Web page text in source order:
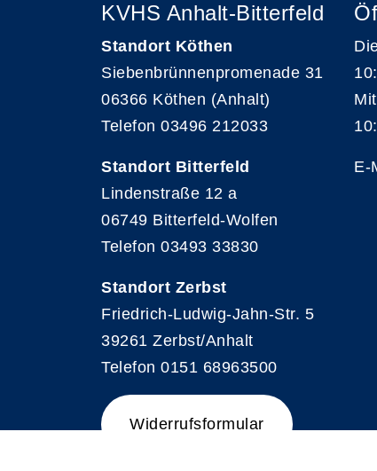
KVHS Anhalt-Bitterfeld
Standort Köthen
Siebenbrünnenpromenade 31
06366 Köthen (Anhalt)
Telefon 03496 212033
Standort Bitterfeld
Lindenstraße 12 a
06749 Bitterfeld-Wolfen
Telefon 03493 33830
Standort Zerbst
Friedrich-Ludwig-Jahn-Str. 5
39261 Zerbst/Anhalt
Telefon 0151 68963500
Widerrufsformular
E-